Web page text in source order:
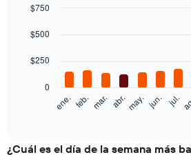
chart
12
bars.
siguiente
el
graphic.
ene. feb. mar. abr.may. jun. jul.
0
$250
$500
$750
¿Cuál es el día de la semana más